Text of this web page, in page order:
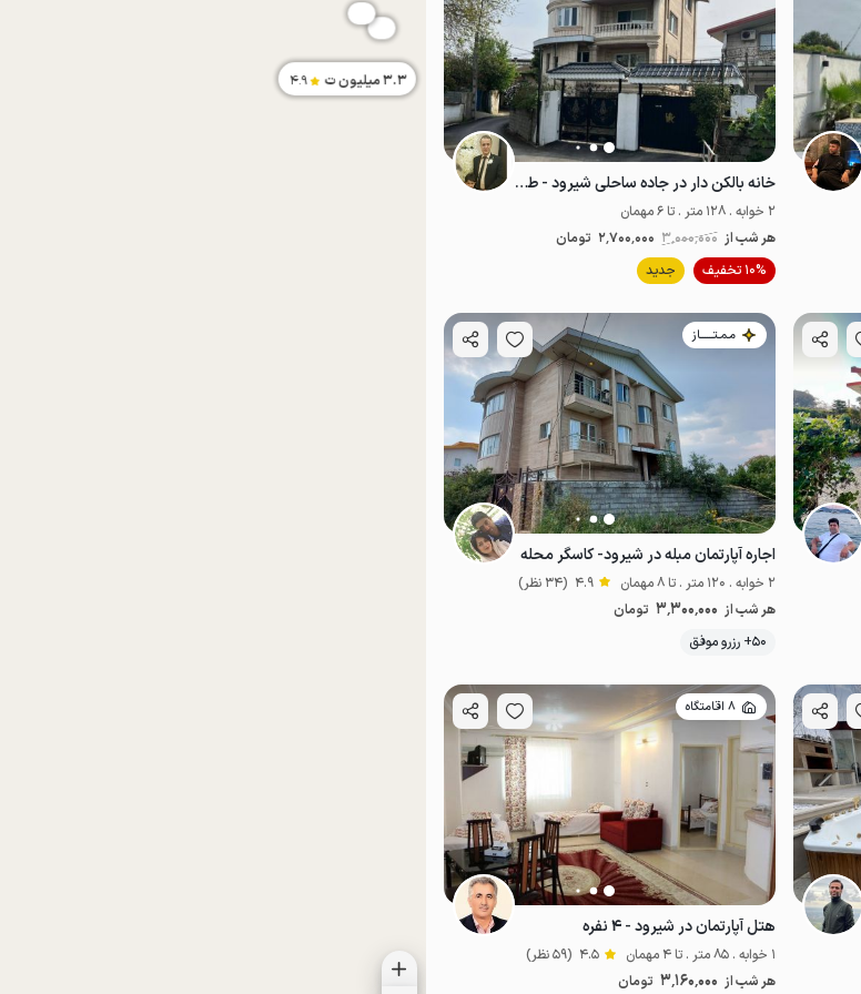
3.3میلیون ت 4.9
موقعیت در نقشه
خوش منظره لب آب
خانه بالکن دار در جاده ساحلی شیرود - طبقه ۳
2 خوابه . 128 متر . تا 6 مهمان
هر شب از 3٬000٬000 2٬700٬000 تومان
10% تخفیف
جدید
خوش منظره
مـمـتــــــاز
اجاره آپارتمان مبله در شیرود- کاسگر محله
2 خوابه . 120 متر . تا 8 مهمان 4.9 (34 نظر)
هر شب از 3٬300٬000 تومان
50+ رزرو موفق
8 اقامتگاه
هتل آپارتمان در شیرود - ۴ نفره
1 خوابه . 85 متر . تا 4 مهمان 4.5 (59 نظر)
هر شب از 3٬160٬000 تومان